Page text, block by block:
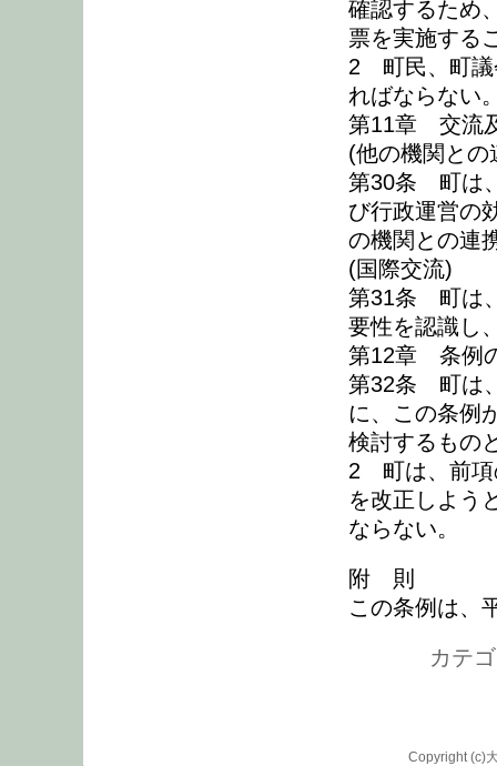
確認するため
票を実施する
2 町民、町議
ればならない
第11章 交流
(他の機関との
第30条 町は
び行政運営の
の機関との連
(国際交流)
第31条 町は
要性を認識し
第12章 条例
第32条 町は
に、この条例
検討するもの
2 町は、前項
を改正しよう
ならない。
附 則
この条例は、
カテ
Copyright (c)